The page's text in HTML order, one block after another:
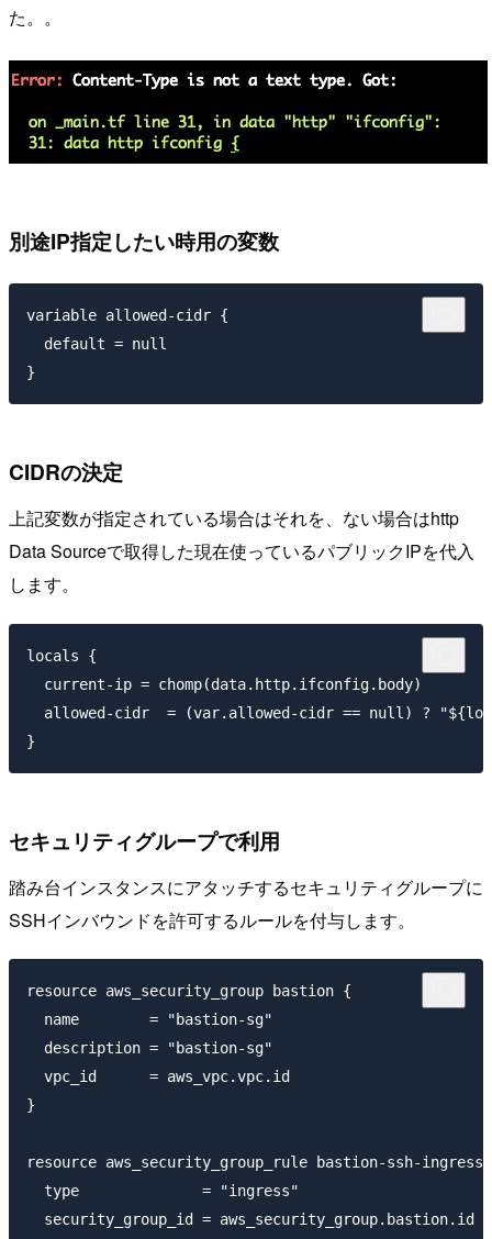
た。。
別途IP指定したい時用の変数
variable allowed-cidr {
  default = null
CIDRの決定
上記変数が指定されている場合はそれを、ない場合はhttp
Data Sourceで取得した現在使っているパブリックIPを代入
します。
locals {
  current-ip = chomp(data.http.ifconfig.body)
allowed-cidr  = (var.allowed-cidr == null) ?
セキュリティグループで利用
踏み台インスタンスにアタッチするセキュリティグループに
SSHインバウンドを許可するルールを付与します。
resource aws_security_group bastion {
  name        = "bastion-sg"
  description = "bastion-sg"
  vpc_id      = aws_vpc.vpc.id
}
resource aws_security_group_rule bastion-ssh-ingress
  type              = "ingress"
  security_group_id = aws_security_group.bastion.id